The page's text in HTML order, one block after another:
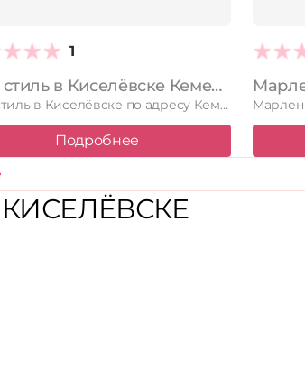
1
Ваш стиль в Киселёвске Кемеровская область — Кузбасс, Киселевск, Весенняя, 19а, 18 офис; 2 этаж
Ваш стиль в Киселёвске по адресу Кемеровская область — Кузбасс, …
Подробнее